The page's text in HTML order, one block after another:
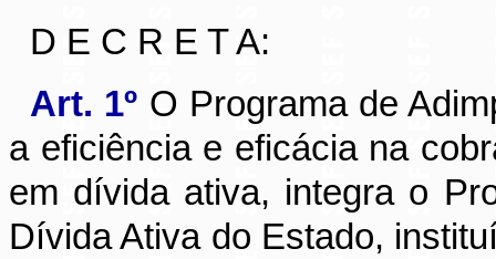
D E C R E T A:
Art. 1º O Programa de
a eficiência e eficácia na
em dívida ativa, integra o
Dívida Ativa do Estado,